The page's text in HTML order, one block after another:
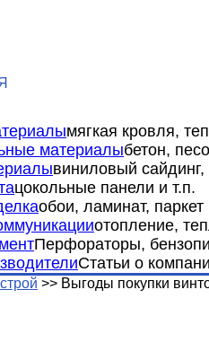
мягкая кровля,
материалыбетон,
виниловый сайдинг,
цокольные панели и т.п.
обои, ламинат, паркет
отопление,
Перфораторы,
Статьи о
>> Выгоды покупки